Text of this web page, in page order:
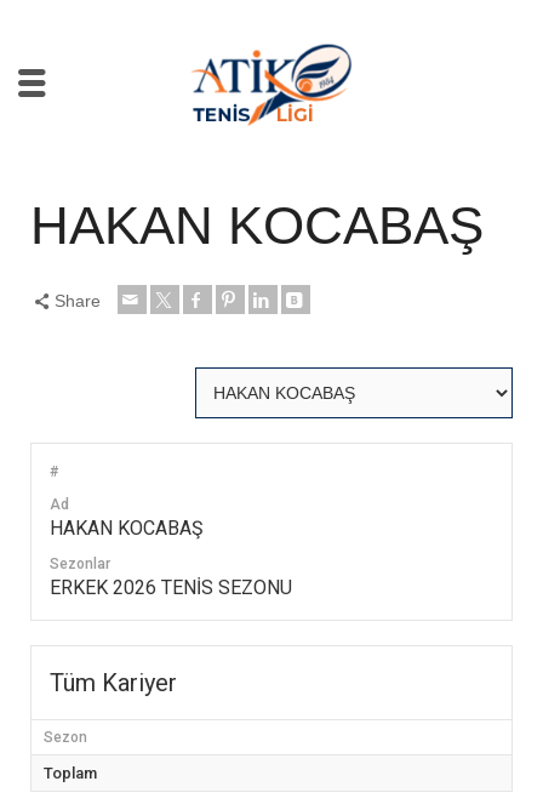
HAKAN KOCABAŞ
Share
#
Ad
HAKAN KOCABAŞ
Sezonlar
ERKEK 2026 TENİS SEZONU
Tüm Kariyer
Sezon
Toplam